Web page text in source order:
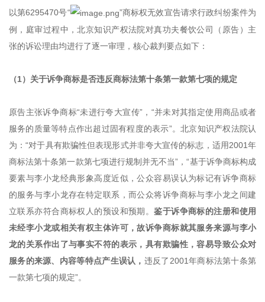
以第6295470号“
”商标权无效宣告请求行政纠纷案件为
例，庭审过程中，北京知识产权法院对真功夫餐饮公司（原告）主
张的诉讼理由均进行了逐一审理，核心裁判要点如下：
（1）关于诉争商标是否违反商标法第十条第一款第七项的规定
原告主张诉争商标“未进行夸大宣传”，“并未对其指定使用商品或者
服务的质量等特点作出超过固有程度的表示”。北京知识产权法院认
为：“对于具有欺骗性但表现形式并非夸大宣传的标志，适用2001年
商标法第十条第一款第七项进行规制并无不当”，“基于诉争商标构成
要素与李小龙经典形象高度近似，公众容易误认为标记有诉争商标
的服务与李小龙存在特定联系，而公众将诉争商标与李小龙之间建
立联系亦符合商标权人的预设和预期。鉴于诉争商标的注册和使用
未经李小龙或相关有权主体许可，故诉争商标就其服务来源与李小
龙的关系作出了与事实不符的表示，具有欺骗性，容易导致公众对
服务的来源、内容等特点产生误认， 违反了2001年商标法第十条第
一款第七项的规定”。